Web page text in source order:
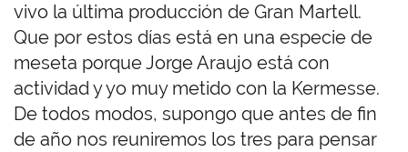
vivo la última producción de Gran Martell.
Que por estos días está en una especie de
meseta porque Jorge Araujo está con
actividad y yo muy metido con la Kermesse.
De todos modos, supongo que antes de fin
de año nos reuniremos los tres para pensar